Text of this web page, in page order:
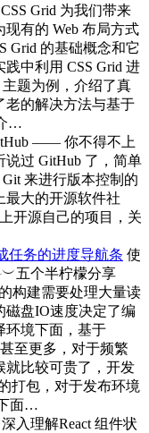
CSS Grid 为我们带来
有的 Web 布局方式
Grid 的基础概念和它
中利用 CSS Grid 进
主题为例，介绍了真
老的解决方法与基于
…
—— 你不得不上
过 GitHub 了，简单
来进行版本控制的
最大的开源软件社
开源自己的项目，关
任务的进度导航条 使
五个半柠檬分享
构建需要处理大量读
磁盘IO速度决定了编
环境下面，基于
至更多，对于频繁
就比较可贵了，开发
打包，对于发布环境
面…
深入理解React 组件状